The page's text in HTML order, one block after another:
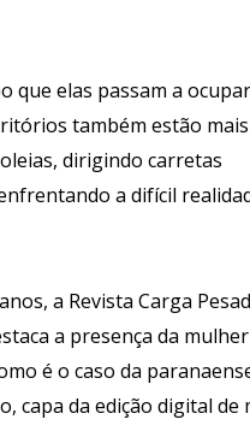
que elas passam a
também estão mais
dirigindo carretas
a difícil
a Revista Carga
a presença da mulher
é o caso da
capa da edição digital de